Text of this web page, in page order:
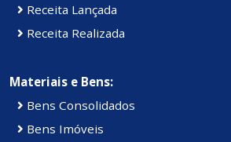
Receita Lançada
Receita Realizada
Materiais e Bens:
Bens Consolidados
Bens Imóveis